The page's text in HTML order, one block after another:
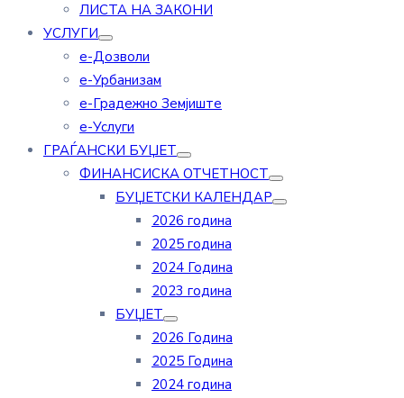
ЛИСТА НА ЗАКОНИ
УСЛУГИ
е-Дозволи
е-Урбанизам
е-Градежно Земјиште
е-Услуги
ГРАЃАНСКИ БУЏЕТ
ФИНАНСИСКА ОТЧЕТНОСТ
БУЏЕТСКИ КАЛЕНДАР
2026 година
2025 година
2024 Година
2023 година
БУЏЕТ
2026 Година
2025 Година
2024 година